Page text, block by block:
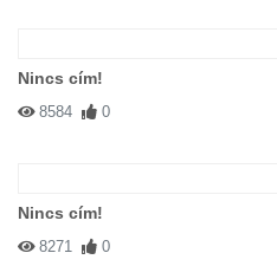
Nincs cím!
8584 0
Nincs cím!
8271 0